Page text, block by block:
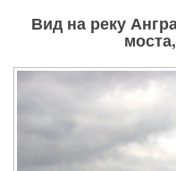
Вид на реку